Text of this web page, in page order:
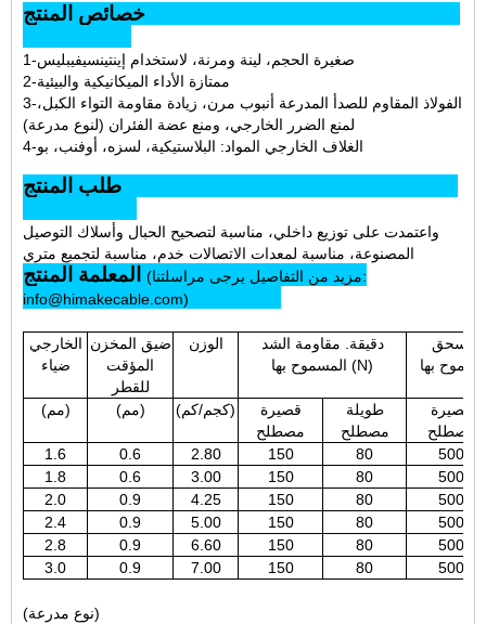
خصائص المنتج
1-صغيرة الحجم، لينة ومرنة، لاستخدام إينتينسيفيبليس
2-ممتازة الأداء الميكانيكية والبيئية
3-الفولاذ المقاوم للصدأ المدرعة أنبوب مرن، زيادة مقاومة التواء الكبل،
لمنع الضرر الخارجي، ومنع عضة الفئران (لنوع مدرعة)
4-الغلاف الخارجي المواد: البلاستيكية، لسزه، أوفنب، بو
طلب المنتج
واعتمدت على توزيع داخلي، مناسبة لتصحيح الحبال وأسلاك التوصيل
المصنوعة، مناسبة لمعدات الاتصالات خدم، مناسبة لتجميع متري
المعلمة المنتج
(مزيد من التفاصيل يرجى مراسلتنا:
info@himakecable.com)
الخارجي
ضياء
ضيق المخزن
المؤقت
للقطر
الوزن
دقيقة. مقاومة الشد
المسموح بها (N)
سحق
(مم) (مم) (كجم/كم)
قصيرة
مصطلح
طويلة
مصطلح
قصيرة
مصطلح
1.6
0.6 2.80 150 80
500
1.8
0.6 3.00 150 80
500
2.0
0.9 4.25 150 80
500
2.4
0.9 5.00 150 80
500
2.8
0.9 6.60 150 80
500
3.0
0.9 7.00 150 80 500
(نوع مدرعة)